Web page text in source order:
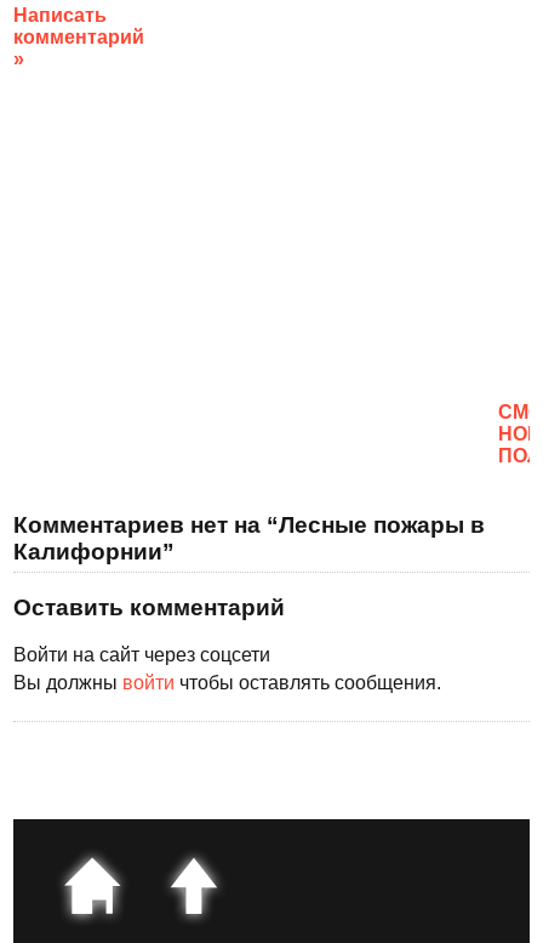
Написать
комментарий
»
Комментариев нет на “Лесные пожары в
Калифорнии”
Оставить комментарий
Войти на сайт через соцсети
Вы должны войти чтобы оставлять сообщения.